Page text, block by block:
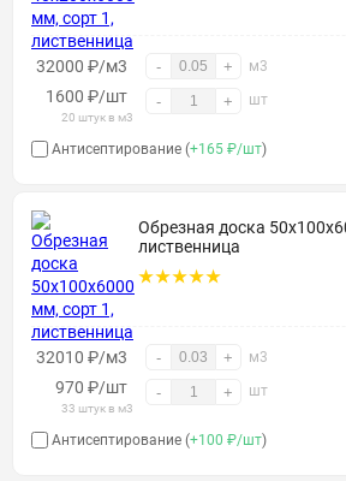
32000 ₽/м3 - + м3
1600 ₽/шт
20 штук в м3
- + шт
Антисептирование (+165 ₽/шт)
Обрезная доска
лиственница
32010 ₽/м3 - + м3
970 ₽/шт
33 штук в м3
- + шт
Антисептирование (+100 ₽/шт)